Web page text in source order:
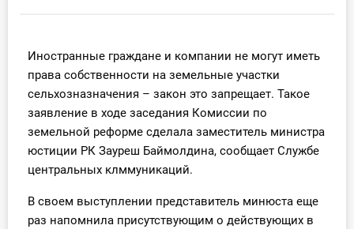
Вебинары
Участник ВЭД
Практика ИП
Кадры. Труд. Зарплата.
Иностранные граждане и компании не могут иметь
права собственности на земельные участки
сельхозназначения – закон это запрещает. Такое
заявление в ходе заседания Комиссии по
земельной реформе сделала заместитель министра
юстиции РК Зауреш Баймолдина, сообщает Службе
центральных клммуникаций.
В своем выступлении представитель минюста еще
раз напомнила присутствующим о действующих в